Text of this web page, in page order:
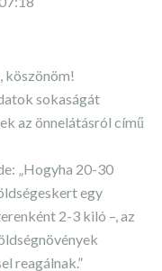
köszönöm!
sokaságát
az önnelátásról című
„Hogyha 20-30
egy
2-3 kiló –, az
reagálnak.”